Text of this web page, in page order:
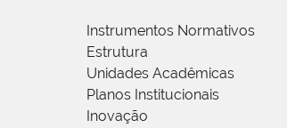
Instrumentos Normativos
Estrutura
Unidades Acadêmicas
Planos Institucionais
Inovação